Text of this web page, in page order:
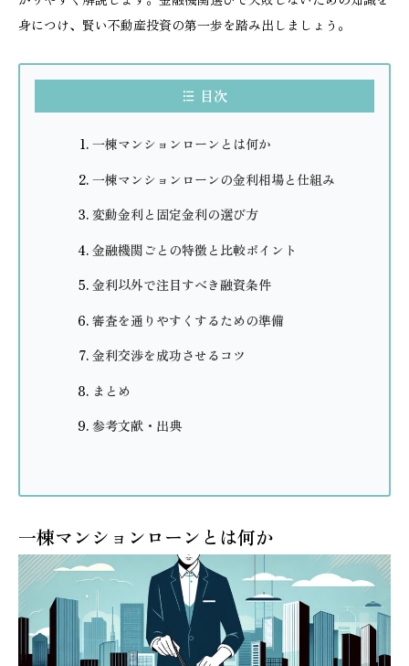
身につけ、賢い不動産投資の第一歩を踏み出しましょう。
目次
一棟マンションローンとは何か
一棟マンションローンの金利相場と仕組み
変動金利と固定金利の選び方
金融機関ごとの特徴と比較ポイント
金利以外で注目すべき融資条件
審査を通りやすくするための準備
金利交渉を成功させるコツ
まとめ
参考文献・出典
一棟マンションローンとは何か